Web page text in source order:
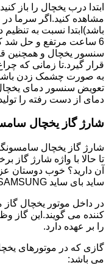
ابتدا درب یخچال را باز
مشاهده کنید.اگر سرما در
باشد)ابتدا نسبت به
6 ساعت مرتفع و حل شد
سنسور یخچال و همچنین
قرار گیرد.تا زمانی که
به صورت چشمک زدن باشد
دمای از دست رفته را
شارژ گاز یخچال
شارژ گاز یخچال
تا حالا با واژه شارژ گاز
آن دارید؟ خوب دوستان
ساید بای ساید SAMSUNG،درواقع شارژ گاز موتور می باشد.
در داخل موتور یخچال
کننده می گویند.این
را بر عهده دارد.
می باشد: